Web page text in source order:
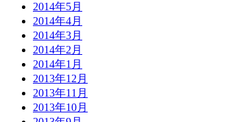
2014年5月
2014年4月
2014年3月
2014年2月
2014年1月
2013年12月
2013年11月
2013年10月